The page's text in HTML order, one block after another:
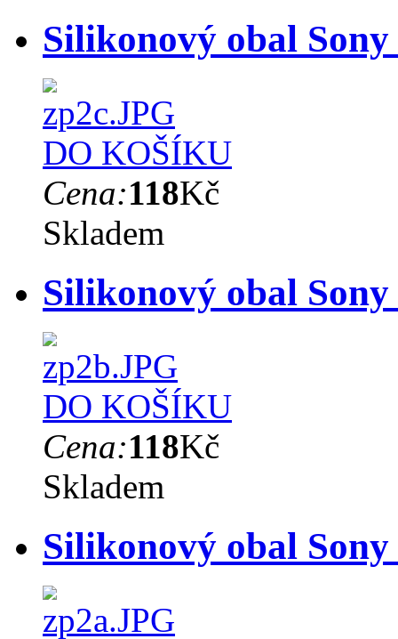
Silikonový obal
DO KOŠÍKU
Cena:118Kč
Skladem
Silikonový obal
DO KOŠÍKU
Cena:118Kč
Skladem
Silikonový obal